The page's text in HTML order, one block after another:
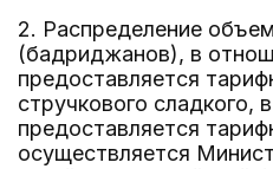
2. Распределение
(бадриджанов), в
предоставляется
стручкового сладкого,
предоставляется
осуществляется